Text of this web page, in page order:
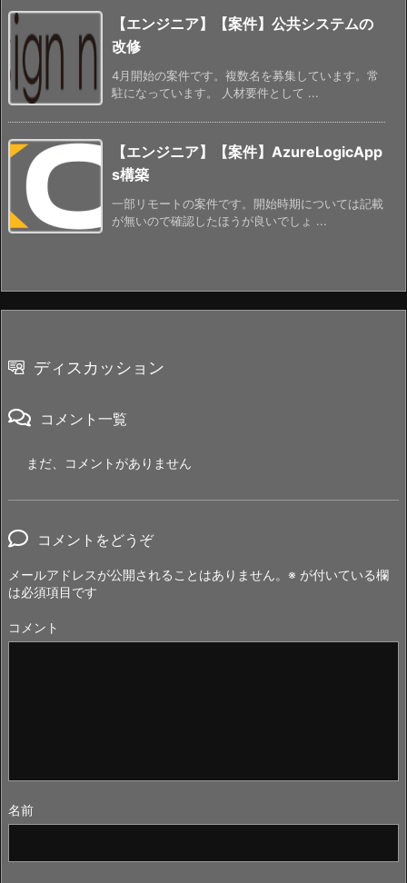
【エンジニア】【案件】公共システムの
改修
4月開始の案件です。複数名を募集しています。常
駐になっています。 人材要件として ...
【エンジニア】【案件】AzureLogicApp
s構築
一部リモートの案件です。開始時期については記載
が無いので確認したほうが良いでしょ ...
ディスカッション
コメント一覧
まだ、コメントがありません
コメントをどうぞ
メールアドレスが公開されることはありません。 ※ が付いている欄
は必須項目です
コメント
名前